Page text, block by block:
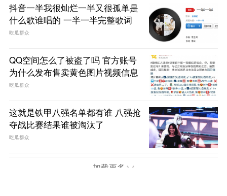
抖音一半我很灿烂一半又很孤单是
什么歌谁唱的 一半一半完整歌词
吃瓜群众
QQ空间怎么了被盗了吗 官方账号
为什么发布售卖黄色图片视频信息
吃瓜群众
这就是铁甲八强名单都有谁 八强抢
夺战比赛结果谁被淘汰了
吃瓜群众
加载更多